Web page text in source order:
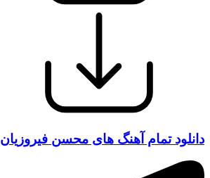
دانلود تمام آهنگ های محسن فیروزیان